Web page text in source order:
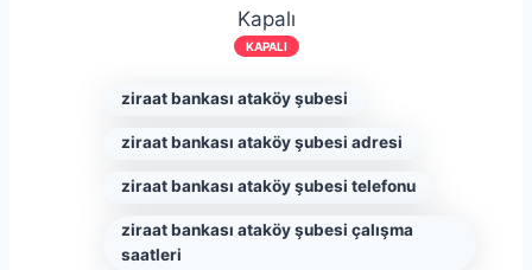
Kapalı
KAPALI
ziraat bankası ataköy şubesi
ziraat bankası ataköy şubesi adresi
ziraat bankası ataköy şubesi telefonu
ziraat bankası ataköy şubesi çalışma
saatleri